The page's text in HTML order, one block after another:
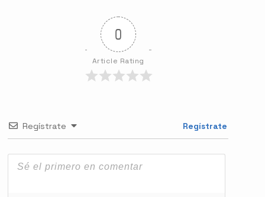
0
Article Rating
Regístrate Regístrate